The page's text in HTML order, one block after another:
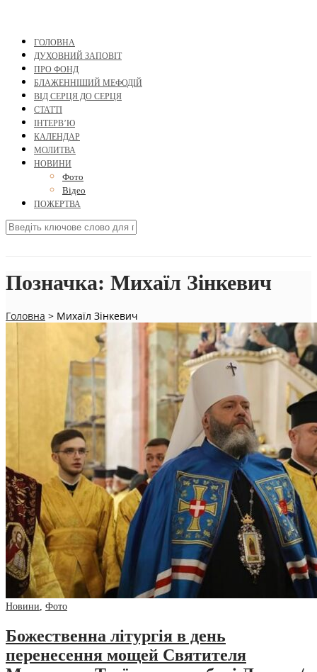
ГОЛОВНА
ДУХОВНИЙ ЗАПОВІТ
ПРО ФОНД
БЛАЖЕННІШИЙ МЕФОДІЙ
ВІД СЕРЦЯ ДО СЕРЦЯ
СТАТТІ
ІНТЕРВ’Ю
КАЛЕНДАР
МОЛИТВА
НОВИНИ
Фото
Відео
ПОЖЕРТВА
Позначка: Михаїл Зінкевич
Головна > Михаїл Зінкевич
Новини, Фото
Божественна літургія в день
перенесення мощей Святителя